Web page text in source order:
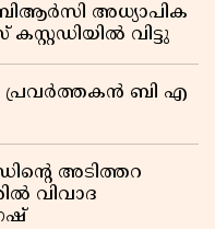
അധ്യാപിക
വിട്ടു
പ്രവർത്തകൻ ബി എ
അടിത്തറ
വിവാദ